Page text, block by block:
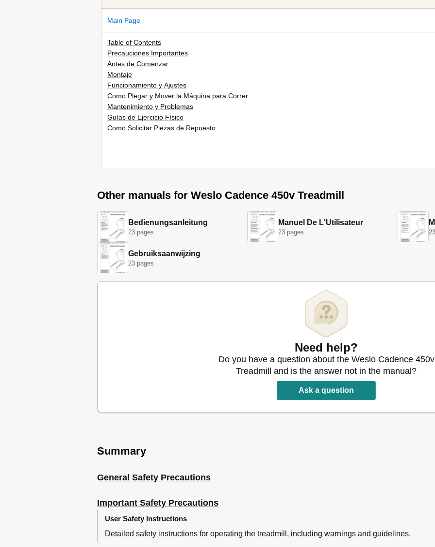
Main Page
Table of Contents
Precauciones Importantes
Antes de Comenzar
Montaje
Funcionamiento y Ajustes
Como Plegar y Mover la Máquina para Correr
Mantenimiento y Problemas
Guías de Ejercicio Físico
Como Solicitar Piezas de Repuesto
Other manuals for Weslo Cadence 450v Treadmill
Bedienungsanleitung
23 pages
Manuel De L'Utilisateur
23 pages
Gebruiksaanwijzing
23 pages
Need help?
Do you have a question about the Weslo Cadence 450v
Treadmill and is the answer not in the manual?
Ask a question
Summary
General Safety Precautions
Important Safety Precautions
User Safety Instructions
Detailed safety instructions for operating the treadmill, including warnings and guidelines.